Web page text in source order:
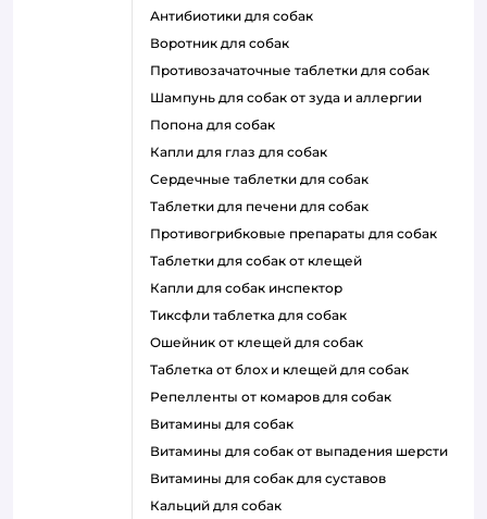
антибиотики для собак
воротник для собак
противозачаточные таблетки для собак
шампунь для собак от зуда и аллергии
попона для собак
капли для глаз для собак
сердечные таблетки для собак
таблетки для печени для собак
противогрибковые препараты для собак
таблетки для собак от клещей
капли для собак инспектор
тиксфли таблетка для собак
ошейник от клещей для собак
таблетка от блох и клещей для собак
репелленты от комаров для собак
витамины для собак
витамины для собак от выпадения шерсти
витамины для собак для суставов
кальций для собак